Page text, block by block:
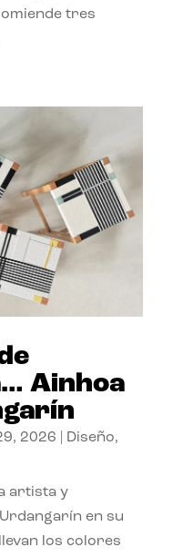
tres
Ainhoa
2026 Diseño,
artista y
en su
los colores